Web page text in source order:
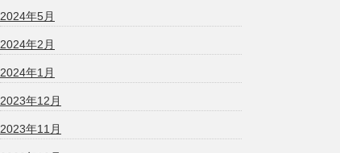
2024年5月
2024年2月
2024年1月
2023年12月
2023年11月